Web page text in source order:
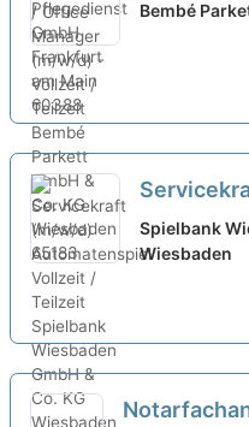
Bembé
neu
Spielbank
Wiesbaden